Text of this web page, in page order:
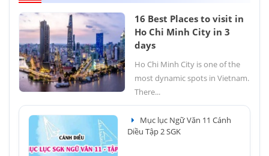
16 Best Places to visit in
Ho Chi Minh City in 3
days
Ho Chi Minh City is one of the
most dynamic spots in Vietnam.
There...
Mục lục Ngữ Văn 11 Cánh
Diều Tập 2 SGK